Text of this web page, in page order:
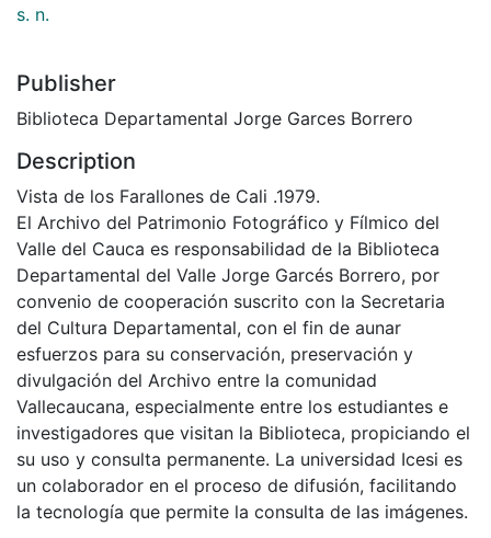
s. n.
Publisher
Biblioteca Departamental Jorge Garces Borrero
Description
Vista de los Farallones de Cali .1979.
El Archivo del Patrimonio Fotográfico y Fílmico del
Valle del Cauca es responsabilidad de la Biblioteca
Departamental del Valle Jorge Garcés Borrero, por
convenio de cooperación suscrito con la Secretaria
del Cultura Departamental, con el fin de aunar
esfuerzos para su conservación, preservación y
divulgación del Archivo entre la comunidad
Vallecaucana, especialmente entre los estudiantes e
investigadores que visitan la Biblioteca, propiciando el
su uso y consulta permanente. La universidad Icesi es
un colaborador en el proceso de difusión, facilitando
la tecnología que permite la consulta de las imágenes.